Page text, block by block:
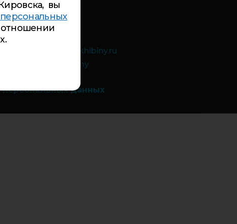
4-84-99
9а:5-94-00
inbox@cdt-khibiny.ru
vk.com/cdthibiny
персональных данных
вы